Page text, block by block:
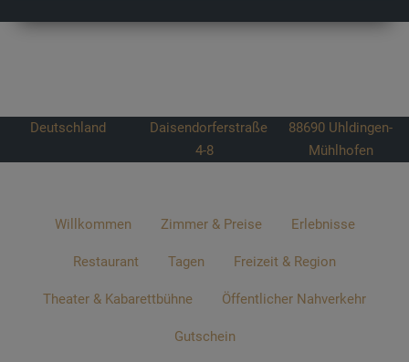
Deutschland
Daisendorferstraße
4-8
88690 Uhldingen-
Mühlhofen
Willkommen Zimmer & Preise Erlebnisse
Restaurant Tagen Freizeit & Region
Theater & Kabarettbühne Öffentlicher Nahverkehr
Gutschein